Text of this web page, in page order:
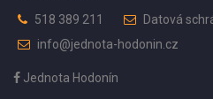
518 389 211
Datová
info@jednota-hodonin.cz
Jednota Hodonín